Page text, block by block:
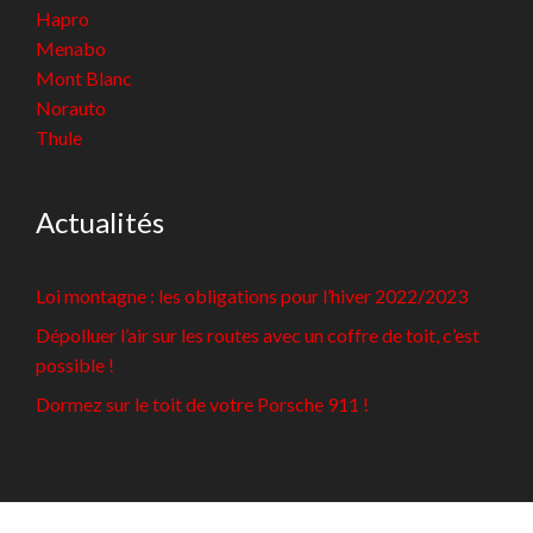
Hapro
Menabo
Mont Blanc
Norauto
Thule
Actualités
Loi montagne : les obligations pour l’hiver 2022/2023
Dépolluer l’air sur les routes avec un coffre de toit, c’est
possible !
Dormez sur le toit de votre Porsche 911 !